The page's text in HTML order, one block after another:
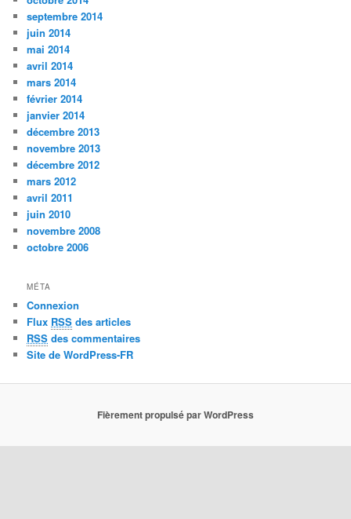
septembre 2014
juin 2014
mai 2014
avril 2014
mars 2014
février 2014
janvier 2014
décembre 2013
novembre 2013
décembre 2012
mars 2012
avril 2011
juin 2010
novembre 2008
octobre 2006
MÉTA
Connexion
Flux RSS des articles
RSS des commentaires
Site de WordPress-FR
Fièrement propulsé par WordPress